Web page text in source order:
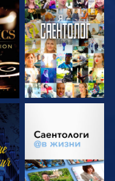
СМОТРЕТЬ
СМОТРЕТЬ